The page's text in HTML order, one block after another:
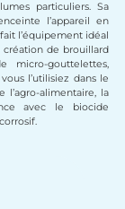
particuliers. Sa
l’appareil en
l’équipement idéal
création de brouillard
gouttelettes,
l’utilisiez dans le
l’agro-alimentaire, la
avec le biocide